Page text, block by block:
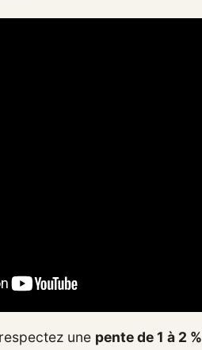
une pente de 1 à 2 %